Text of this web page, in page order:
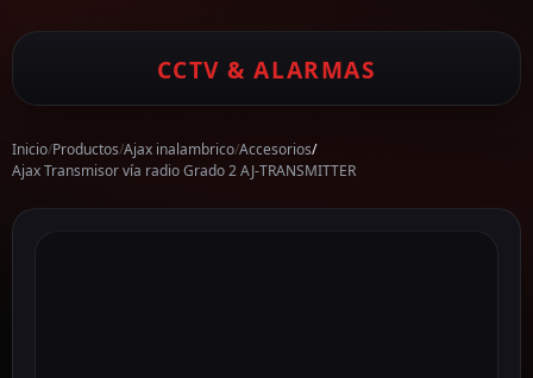
CCTV & ALARMAS
Inicio/Productos/Ajax inalambrico/Accesorios/
Ajax Transmisor vía radio Grado 2 AJ-TRANSMITTER